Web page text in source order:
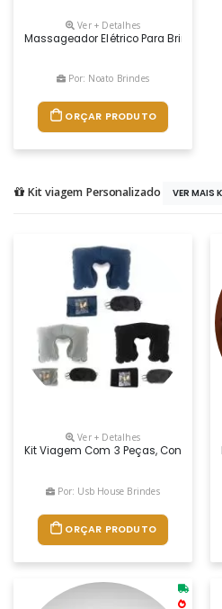
Ver + Detalhes
Massageador Elétrico Para Brindes,
Por: Noato Brindes
ORÇAR PRODUTO
Kit viagem Personalizado VER MAIS
Ver + Detalhes
Kit Viagem Com 3 Peças, Contém:
Por: Usb House Brindes
ORÇAR PRODUTO